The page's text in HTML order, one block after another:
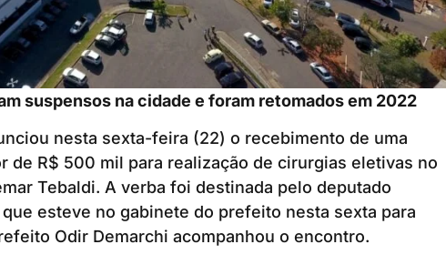
suspensos na cidade e foram retomados em 2022
nesta sexta-feira (22) o recebimento de uma
de R$ 500 mil para realização de cirurgias eletivas no
Tebaldi. A verba foi destinada pelo deputado
esteve no gabinete do prefeito nesta sexta para
Odir Demarchi acompanhou o encontro.